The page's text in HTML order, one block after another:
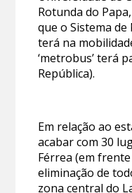
Rotunda do
que o Sistema
terá na
‘metrobus’ terá
República).
Em relação ao
acabar com 30
Férrea (em
eliminação de
zona central do